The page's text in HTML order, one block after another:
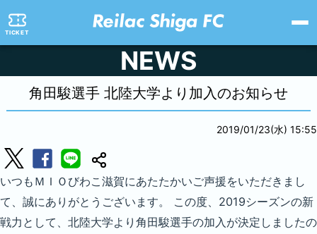
TICKET
NEWS
角田駿選手 北陸大学より加入のお知らせ
2019/01/23(水) 15:55
いつもＭＩＯびわこ滋賀にあたたかいご声援をいただきまし
て、誠にありがとうございます。 この度、2019シーズンの新
戦力として、北陸大学より角田駿選手の加入が決定しましたの